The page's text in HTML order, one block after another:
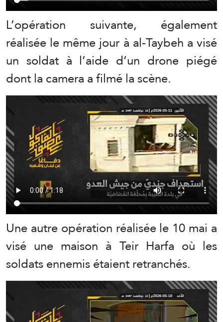
L’opération suivante, également
réalisée le même jour à al-Taybeh a visé
un soldat à l’aide d’un drone piégé
dont la camera a filmé la scène.
Une autre opération réalisée le 10 mai a
visé une maison à Teir Harfa où les
soldats ennemis étaient retranchés.